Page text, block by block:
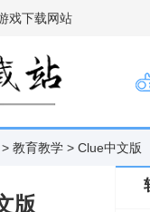
戏下载网站
> 教育教学 > Clue中文版
版